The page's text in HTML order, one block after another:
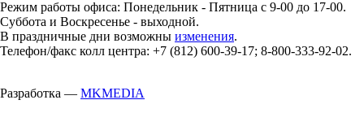
Режим работы офиса: Понедельник - Пятница с 9-00 до 17-00.
Суббота и Воскресенье - выходной.
В праздничные дни возможны изменения.
Телефон/факс колл центра: +7 (812) 600-39-17; 8-800-333-92-02.
Разработка — MKMEDIA